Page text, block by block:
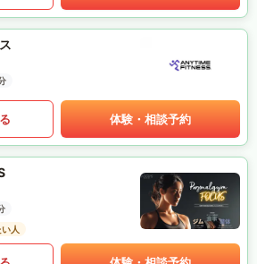
体験・相談予約
人